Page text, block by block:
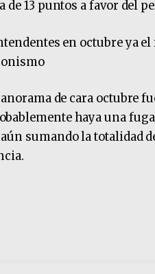
13 puntos a favor del
en octubre ya
de cara octubre
haya una
sumando la totalidad